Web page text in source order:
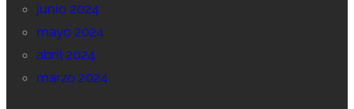
junio 2024
mayo 2024
abril 2024
marzo 2024